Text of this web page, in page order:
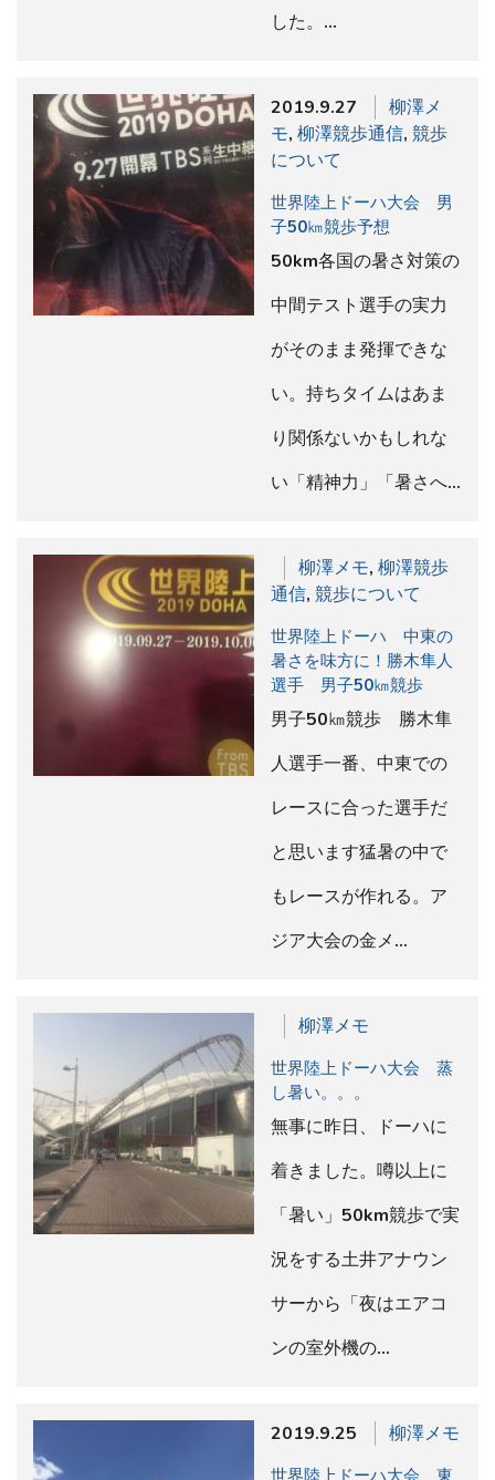
した。…
2019.9.27
柳澤メ
モ, 柳澤競歩通信, 競歩
について
世界陸上ドーハ大会 男
子50㎞競歩予想
50km各国の暑さ対策の
中間テスト選手の実力
がそのまま発揮できな
い。持ちタイムはあま
り関係ないかもしれな
い「精神力」「暑さへ…
柳澤メモ, 柳澤競歩
通信, 競歩について
世界陸上ドーハ 中東の
暑さを味方に！勝木隼人
選手 男子50㎞競歩
男子50㎞競歩 勝木隼
人選手一番、中東での
レースに合った選手だ
と思います猛暑の中で
もレースが作れる。ア
ジア大会の金メ…
柳澤メモ
世界陸上ドーハ大会 蒸
し暑い。。。
無事に昨日、ドーハに
着きました。噂以上に
「暑い」50km競歩で実
況をする土井アナウン
サーから「夜はエアコ
ンの室外機の…
2019.9.25 柳澤メモ
世界陸上ドーハ大会 東